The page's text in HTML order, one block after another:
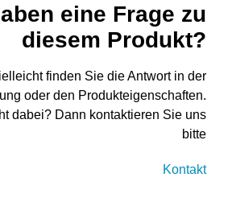
eine Frage zu
diesem Produkt?
finden Sie die Antwort in der
oder den Produkteigenschaften.
dabei? Dann kontaktieren Sie uns
bitte
Kontakt